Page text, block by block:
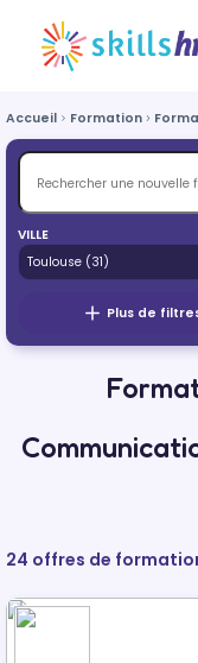
Accueil Formation
VILLE
Plus de
24 offres de
d'entreprise